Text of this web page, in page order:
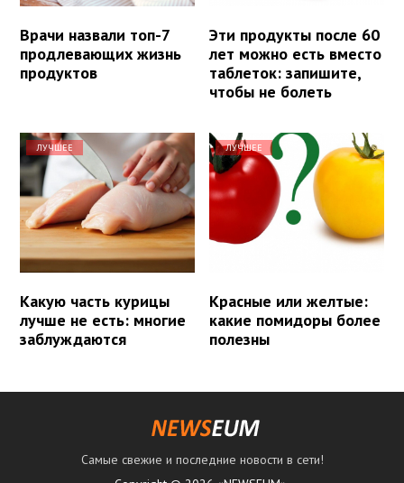
Врачи назвали топ-7
продлевающих жизнь
продуктов
Эти продукты после 60
лет можно есть вместо
таблеток: запишите,
чтобы не болеть
ЛУЧШЕЕ
Какую часть курицы
лучше не есть: многие
заблуждаются
ЛУЧШЕЕ
Красные или желтые:
какие помидоры более
полезны
Самые свежие и последние новости в сети!